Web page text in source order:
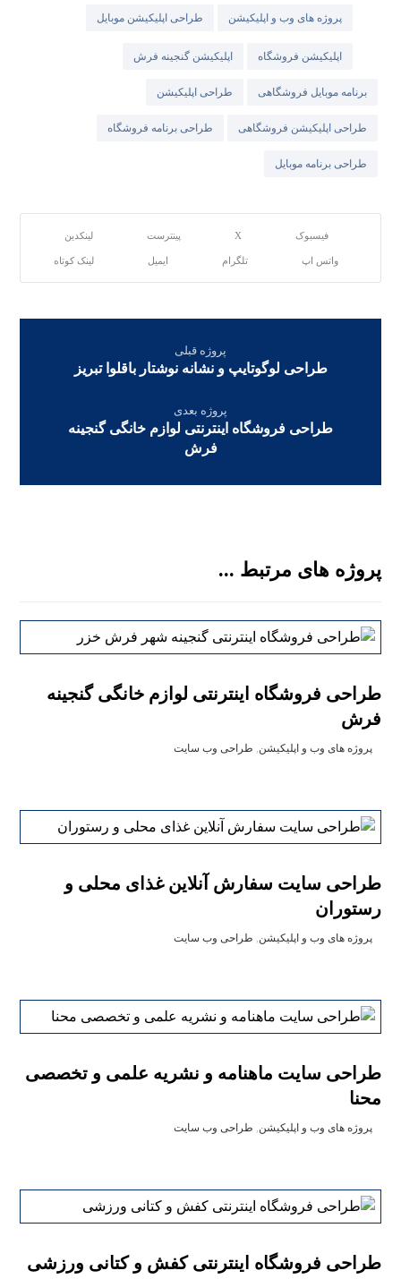
پروژه های وب و اپلیکیشن طراحی اپلیکیشن موبایل
اپلیکیشن فروشگاه اپلیکیشن گنجینه فرش
برنامه موبایل فروشگاهی طراحی اپلیکیشن
طراحی اپلیکیشن فروشگاهی طراحی برنامه فروشگاه
طراحی برنامه موبایل
فیسبوک X پینترست لینکدین
واتس اپ تلگرام ایمیل لینک کوتاه
پروژه قبلی
طراحی لوگوتایپ و نشانه نوشتار باقلوا تبریز
پروژه بعدی
طراحی فروشگاه اینترنتی لوازم خانگی گنجینه
فرش
پروژه های مرتبط ...
طراحی فروشگاه اینترنتی لوازم خانگی گنجینه
فرش
پروژه های وب و اپلیکیشن, طراحی وب سایت
طراحی سایت سفارش آنلاین غذای محلی و
رستوران
پروژه های وب و اپلیکیشن, طراحی وب سایت
طراحی سایت ماهنامه و نشریه علمی و تخصصی
محنا
پروژه های وب و اپلیکیشن, طراحی وب سایت
طراحی فروشگاه اینترنتی کفش و کتانی ورزشی